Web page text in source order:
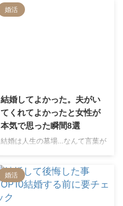
婚活
結婚してよかった。夫がい
てくれてよかったと女性が
本気で思った瞬間8選
結婚は人生の墓場…なんて言葉が
メージしか持てない方もいますよ
ね。確かに結婚にはリスクだった
りデメリットだったりもあります
が、実はそれを飛び越えるくらい
婚活